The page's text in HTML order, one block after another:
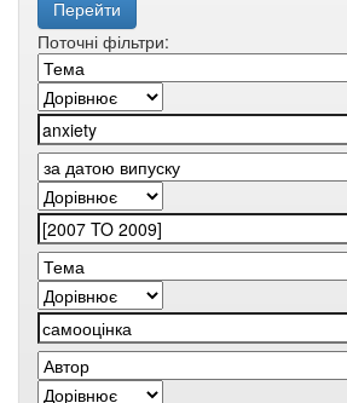
Поточні фільтри: